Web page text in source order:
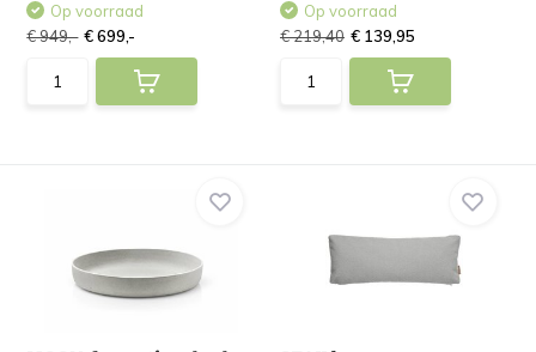
Op voorraad
€ 949,- € 699,-
Op voorraad
€ 219,40 € 139,95